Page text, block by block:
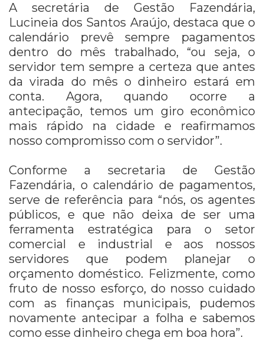
A secretária de Gestão Fazendária,
Lucineia dos Santos Araújo, destaca que o
calendário prevê sempre pagamentos
dentro do mês trabalhado, “ou seja, o
servidor tem sempre a certeza que antes
da virada do mês o dinheiro estará em
conta. Agora, quando ocorre a
antecipação, temos um giro econômico
mais rápido na cidade e reafirmamos
nosso compromisso com o servidor”.
Conforme a secretaria de Gestão
Fazendária, o calendário de pagamentos,
serve de referência para “nós, os agentes
públicos, e que não deixa de ser uma
ferramenta estratégica para o setor
comercial e industrial e aos nossos
servidores que podem planejar o
orçamento doméstico. Felizmente, como
fruto de nosso esforço, do nosso cuidado
com as finanças municipais, pudemos
novamente antecipar a folha e sabemos
como esse dinheiro chega em boa hora”.